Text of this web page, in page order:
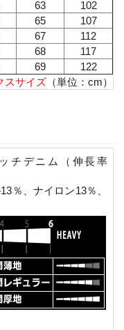
63
102
65
107
67
112
68
117
69
122
スサイズ （単位：cm）
チデニム（伸長率
％、ナイロン13％、